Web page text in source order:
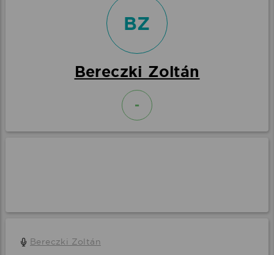
BZ
Bereczki Zoltán
-
Bereczki Zoltán